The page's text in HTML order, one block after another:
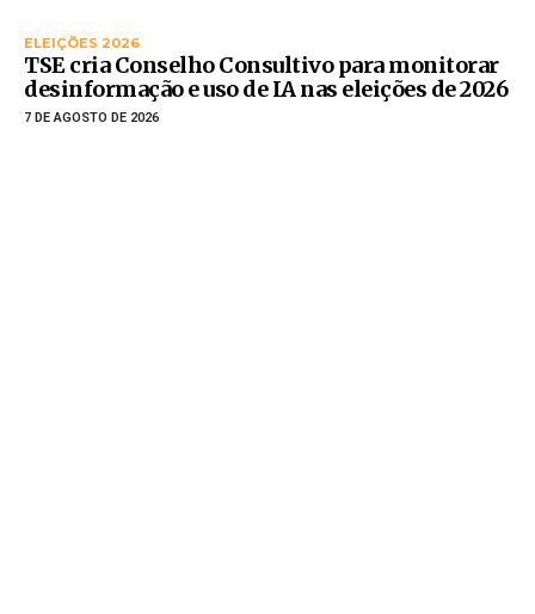
ELEIÇÕES 2026
TSE cria Conselho Consultivo para monitorar
desinformação e uso de IA nas eleições de 2026
7 DE AGOSTO DE 2026